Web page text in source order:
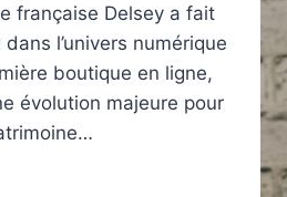
française Delsey a fait
l’univers numérique
boutique en ligne,
évolution majeure pour